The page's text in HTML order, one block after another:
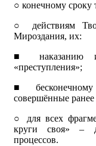
○ конечному сроку
○
действиям
Мироздания, их:
■
наказанию
«преступления»;
■
совершённые
○
для всех
круги своя» –
процессов.